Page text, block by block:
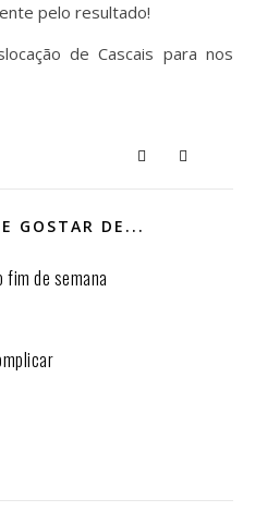
pelo resultado!
de Cascais para nos
GOSTAR DE...
fim de semana